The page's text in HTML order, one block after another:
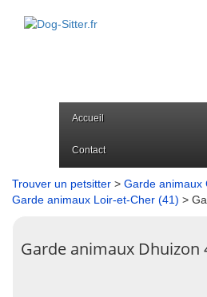
Accueil
Contact
Trouver un petsitter > Garde animaux
Garde animaux Loir-et-Cher (41) >
Garde animaux Dhuizon